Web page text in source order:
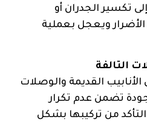
تكسير الجدران أو
ويعجل بعملية
التالفة
القديمة والوصلات
تضمن عدم تكرار
من تركيبها بشكل